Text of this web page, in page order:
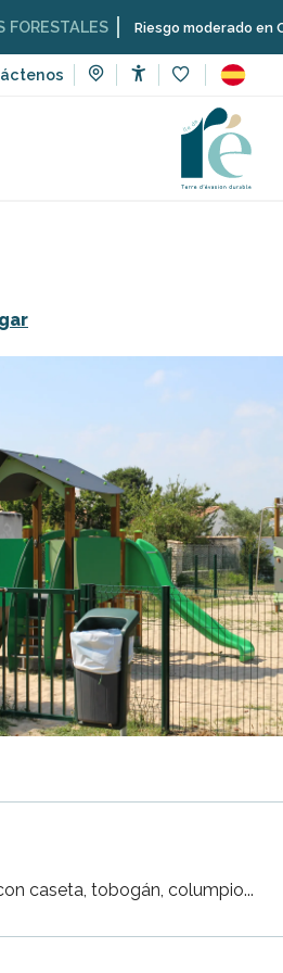
Riesgo moderado en Charente-
Escuelas,
caseta, tobogán, columpio...